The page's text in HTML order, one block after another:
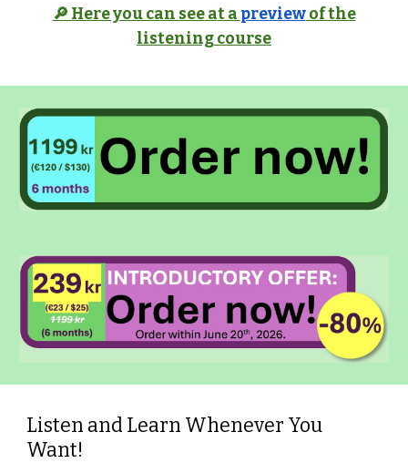
🔎 Here you can seeat a previewof the
listening course
Listen and Learn Whenever You
Want!